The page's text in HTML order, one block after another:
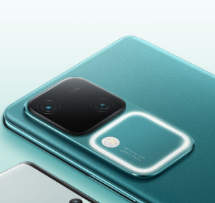
Tajikistan | Выберите страну/регион